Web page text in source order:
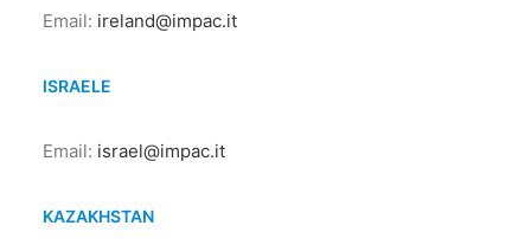
Email: ireland@impac.it
ISRAELE
Email: israel@impac.it
KAZAKHSTAN